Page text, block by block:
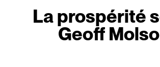
La prospérité
Geoff